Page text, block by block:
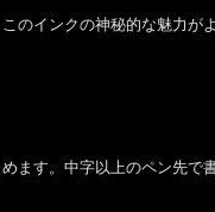
のインクの神秘的な魅力が
ます。中字以上のペン先で